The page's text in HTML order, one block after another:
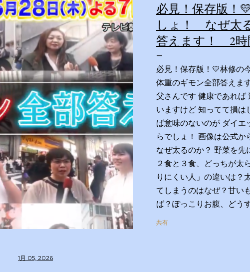
必見！保存版！
しょ！ なぜ太
答えます！ 2時
必見！保存版！💛林修
体重のギモン全部答えま
父さんです 健康であれば
いますけど 知ってて損は
ば意味のないのが ダイエ
らでしょ！ 画像は公式
なぜ太るのか？ 野菜を
２食と３食、どっちが太
りにくい人」の違いは？
てしまうのはなぜ？甘い
ば？ぽっこりお腹、どう
はすっきりさせられる？
共有
1月 05, 2026